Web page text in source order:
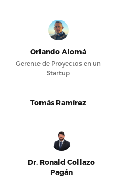
Orlando Alomá
Gerente de Proyectos en un
Startup
Tomás Ramírez
Dr. Ronald Collazo
Pagán